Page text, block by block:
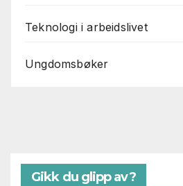
Teknologi i arbeidslivet
Ungdomsbøker
Gikk du glipp av?